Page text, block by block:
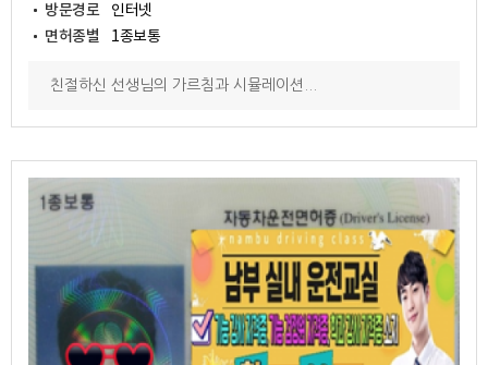
방문경로 인터넷
면허종별 1종보통
친절하신 선생님의 가르침과 시뮬레이션...